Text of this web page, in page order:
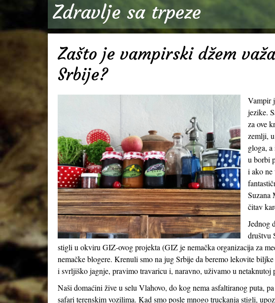
Zdravlje sa trpeze
Zašto je vampirski džem
Srbije?
Vampir
jezike.
za ove
zemlji,
gloga,
u borbi
i ako ne
Suzana
čitav
Jednog
društvu
stigli u okviru GIZ-ovog projekta (GIZ je nemačka organizacija za
nemačke blogere. Krenuli smo na jug Srbije da beremo lekovite
i svrljiško jagnje, pravimo travaricu i, naravno, uživamo u netaknutoj
Naši domaćini žive u selu Vlahovo, do kog nema asfaltiranog puta,
safari terenskim vozilima. Kad smo posle mnogo truckanja stigli,